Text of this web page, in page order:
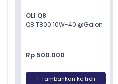
OLI Q8
Q8 T800 10W-40 @Galon
Rp 500.000
+ Tambahkan ke troli